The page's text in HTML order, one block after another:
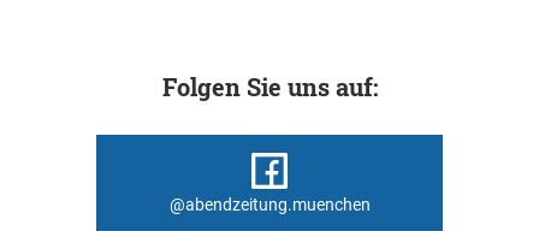
Folgen Sie uns auf:
@abendzeitung.muenchen